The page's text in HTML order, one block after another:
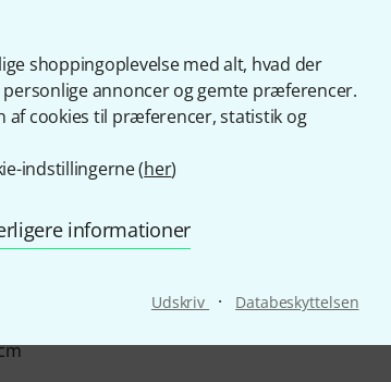
shoppingoplevelse med alt, hvad der
annoncer og gemte præferencer.
af cookies til præferencer, statistik og
indstillingerne (her)
informationer
Udskriv · Databeskyttelsen
og Urs Brodmann